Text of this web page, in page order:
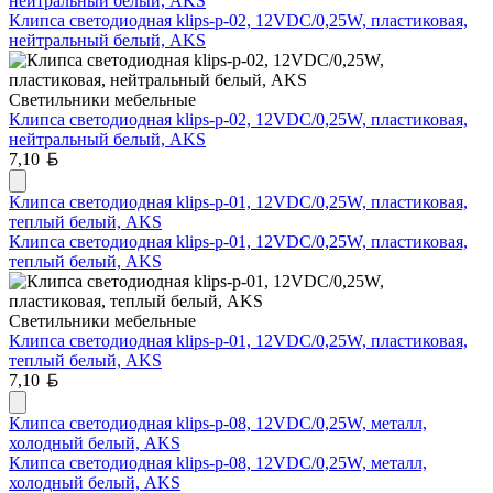
Клипса светодиодная klips-p-02, 12VDC/0,25W, пластиковая,
нейтральный белый, AKS
Светильники мебельные
Клипса светодиодная klips-p-02, 12VDC/0,25W, пластиковая,
нейтральный белый, AKS
7,10
Клипса светодиодная klips-p-01, 12VDC/0,25W, пластиковая,
теплый белый, AKS
Клипса светодиодная klips-p-01, 12VDC/0,25W, пластиковая,
теплый белый, AKS
Светильники мебельные
Клипса светодиодная klips-p-01, 12VDC/0,25W, пластиковая,
теплый белый, AKS
7,10
Клипса светодиодная klips-p-08, 12VDC/0,25W, металл,
холодный белый, AKS
Клипса светодиодная klips-p-08, 12VDC/0,25W, металл,
холодный белый, AKS